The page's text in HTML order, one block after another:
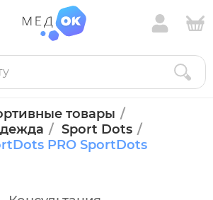
товары
Sport Dots
PRO SportDots